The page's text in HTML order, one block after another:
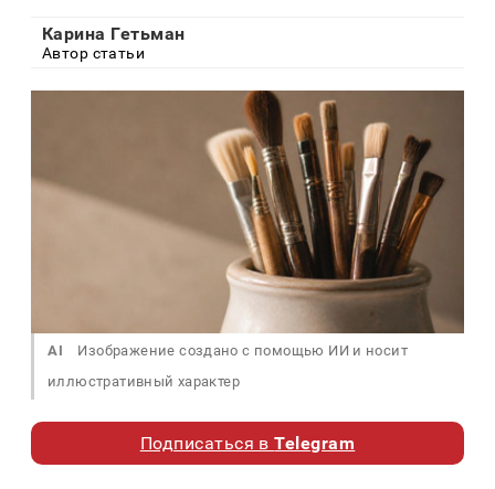
Карина Гетьман
Автор статьи
AI
Изображение создано с помощью ИИ и носит
иллюстративный характер
Подписаться вTelegram